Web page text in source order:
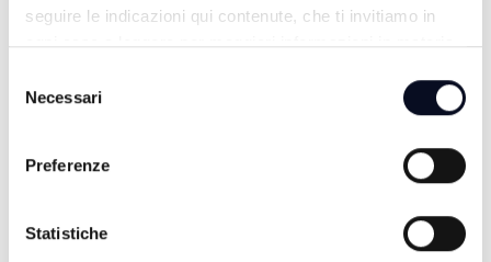
seguire le indicazioni qui contenute, che ti invitiamo in
ogni caso a leggere per maggiori informazioni in materia
delNecessari
Preferenze
Statistiche
MADE IN ROMAGNA: NEL MONDO DI
TONINO GUERRA 12/08/2020
MADE IN ROMAGNA: DOVADOLA,